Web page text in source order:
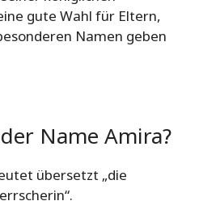
gute Wahl für Eltern,
Namen geben
Name Amira?
übersetzt „die